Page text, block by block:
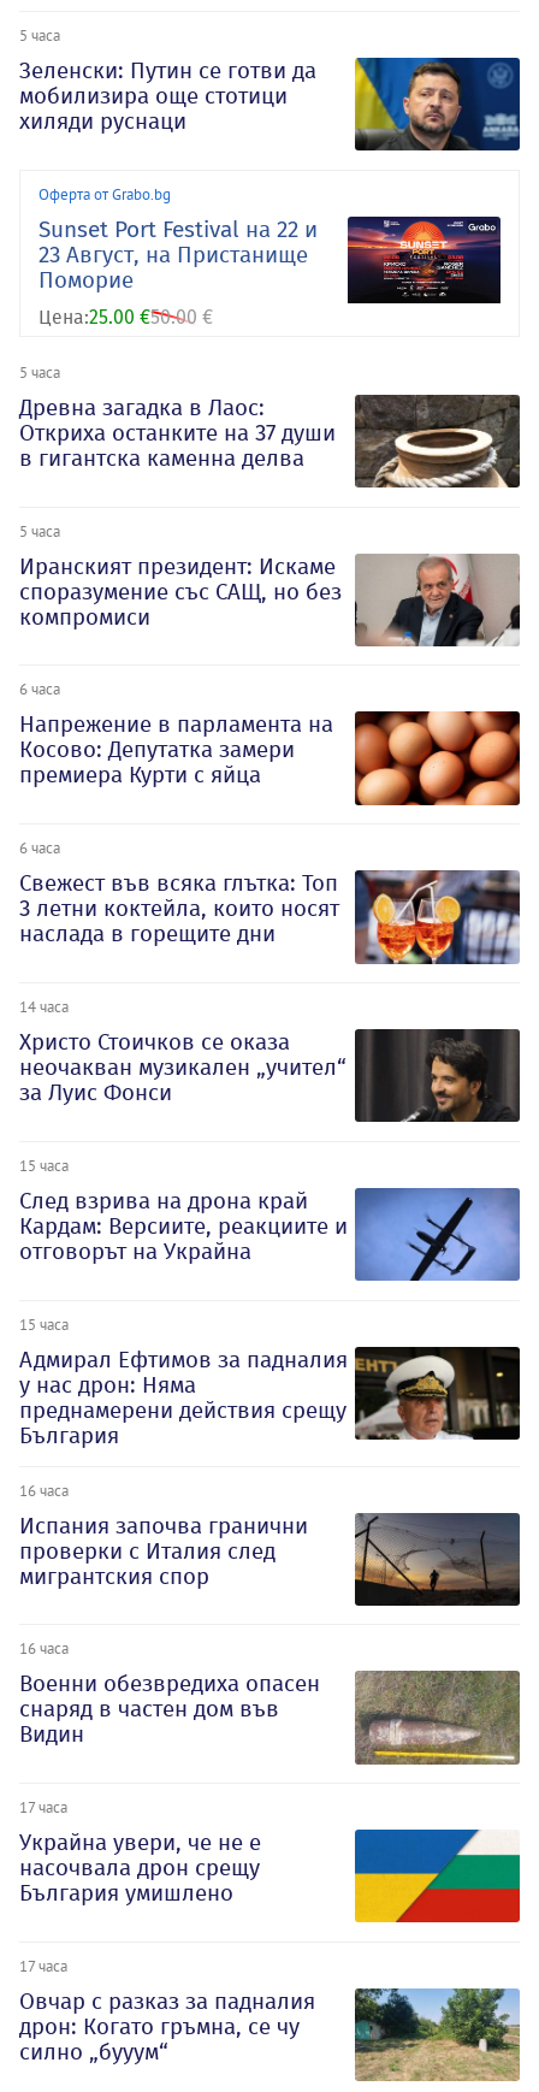
5 часа
Зеленски: Путин се готви да
мобилизира още стотици
хиляди руснаци
Оферта от Grabo.bg
Sunset Port Festival на 22 и
23 Август, на Пристанище
Поморие
Цена:25.00 €50.00 €
5 часа
Древна загадка в Лаос:
Откриха останките на 37 души
в гигантска каменна делва
5 часа
Иранският президент: Искаме
споразумение със САЩ, но без
компромиси
6 часа
Напрежение в парламента на
Косово: Депутатка замери
премиера Курти с яйца
6 часа
Свежест във всяка глътка: Топ
3 летни коктейла, които носят
наслада в горещите дни
14 часа
Христо Стоичков се оказа
неочакван музикален „учител“
за Луис Фонси
15 часа
След взрива на дрона край
Кардам: Версиите, реакциите и
отговорът на Украйна
15 часа
Адмирал Ефтимов за падналия
у нас дрон: Няма
преднамерени действия срещу
България
16 часа
Испания започва гранични
проверки с Италия след
мигрантския спор
16 часа
Военни обезвредиха опасен
снаряд в частен дом във
Видин
17 часа
Украйна увери, че не е
насочвала дрон срещу
България умишлено
17 часа
Овчар с разказ за падналия
дрон: Когато гръмна, се чу
силно „бууум“